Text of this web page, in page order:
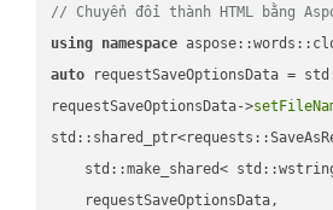
// Chuyển đổi thành HTML bằng
using namespace
auto requestSaveOptionsData =
requestSaveOptionsData->
std::make_shared<
    requestSaveOptionsData,